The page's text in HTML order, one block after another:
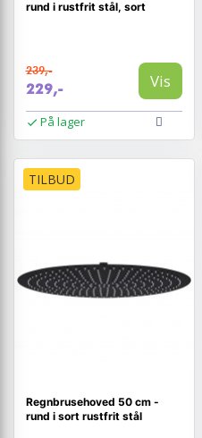
rund i rustfrit stål, sort
239,-
229,- Vis
På lager
TILBUD
Regnbrusehoved 50 cm -
rund i sort rustfrit stål